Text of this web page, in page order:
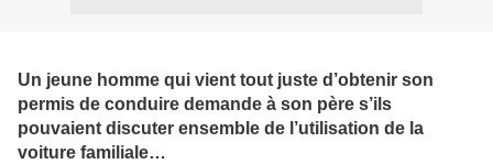
Un jeune homme qui vient tout juste d’obtenir son
permis de conduire demande à son père s’ils
pouvaient discuter ensemble de l’utilisation de la
voiture familiale…